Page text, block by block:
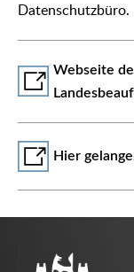
Datenschutzbüro.
Webseite
Hier